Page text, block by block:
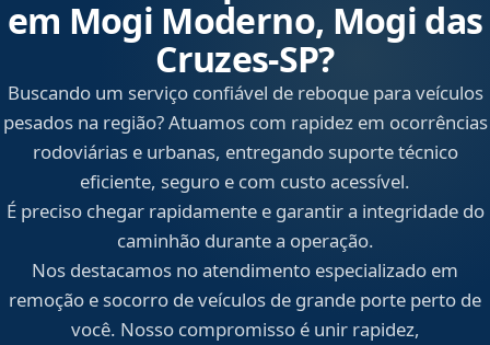
em Mogi Moderno, Mogi das
Cruzes‑SP?
Buscando um serviço confiável de reboque para veículos
pesados na região? Atuamos com rapidez em ocorrências
rodoviárias e urbanas, entregando suporte técnico
eficiente, seguro e com custo acessível.
É preciso chegar rapidamente e garantir a integridade do
caminhão durante a operação.
Nos destacamos no atendimento especializado em
remoção e socorro de veículos de grande porte perto de
você. Nosso compromisso é unir rapidez,